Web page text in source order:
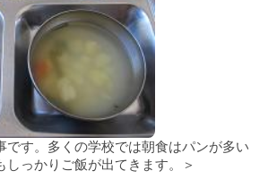
です。多くの学校では朝食はパンが多い
しっかりご飯が出てきます。＞